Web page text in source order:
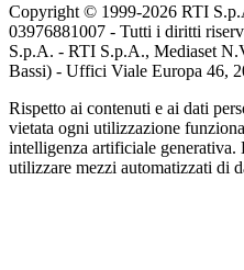
Copyright © 1999-2026 RTI
03976881007 - Tutti i diritti
S.p.A. - RTI S.p.A., Mediaset
Bassi) - Uffici Viale Europa 46,
Rispetto ai contenuti e ai dati
vietata ogni utilizzazione
intelligenza artificiale generativa.
utilizzare mezzi automatizzati di